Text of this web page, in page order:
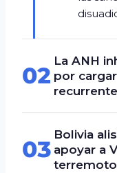
02
La ANH
por
03
Bolivia
apoyar a
terremoto